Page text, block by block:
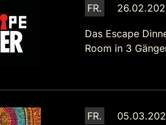
FR.
Das Escape
Room in 3
FR.